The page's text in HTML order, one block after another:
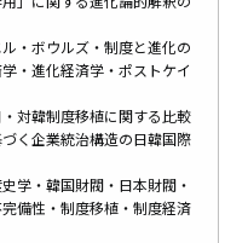
ル・ボウルズ・制度と進化の
・進化経済学・ポストケイ
・対韓制度移植に関する比較
く企業統治構造の日韓国際
学・韓国財閥・日本財閥・
備性・制度移植・制度経済